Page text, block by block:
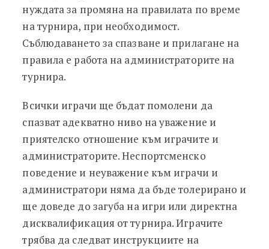
нуждата за промяна на правилата по време
на турнира, при необходимост.
Съблюдаването за спазване и прилагане на
правила е работа на администраторите на
турнира.
Всички играчи ще бъдат помолени да
спазват адекватно ниво на уважение и
приятелско отношение към играчите и
администраторите. Неспортсменско
поведение и неуважение към играчи и
администратори няма да бъде толерирано и
ще доведе до загуба на игри или директна
дисквалификация от турнира. Играчите
трябва да следват инструкциите на